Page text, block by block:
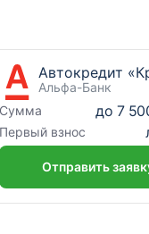
Альфа-Банк
Сумма
до 7
Первый взнос
Отправить